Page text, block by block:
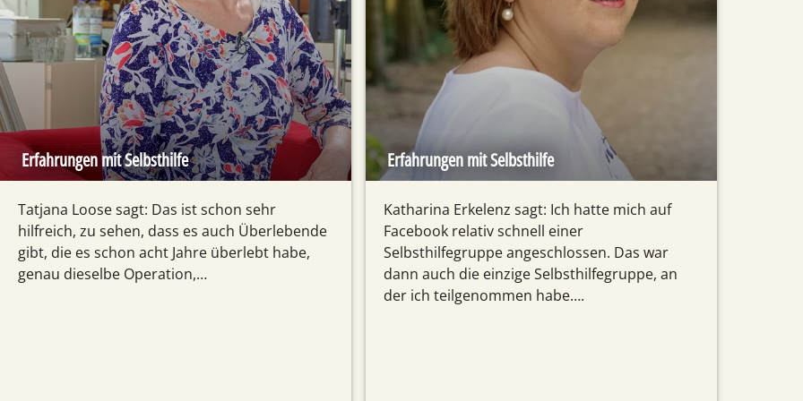
Erfahrungen mit Selbsthilfe
Tatjana Loose sagt: Das ist schon sehr
hilfreich, zu sehen, dass es auch Überlebende
gibt, die es schon acht Jahre überlebt habe,
genau dieselbe Operation,…
Erfahrungen mit Selbsthilfe
Katharina Erkelenz sagt: Ich hatte mich auf
Facebook relativ schnell einer
Selbsthilfegruppe angeschlossen. Das war
dann auch die einzige Selbsthilfegruppe, an
der ich teilgenommen habe….